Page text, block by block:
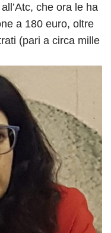
che ora le ha
a 180 euro, oltre
(pari a circa mille